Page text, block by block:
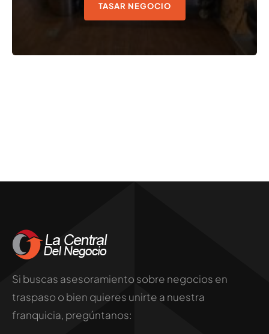
TASAR NEGOCIO
Si buscas asesoramiento sobre negocios en
traspaso o bien quieres unirte a nuestra
franquicia, pregúntanos: